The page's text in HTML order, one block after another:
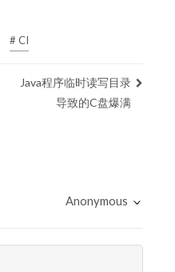
# CI
Java程序临时读写目录
导致的C盘爆满
Anonymous